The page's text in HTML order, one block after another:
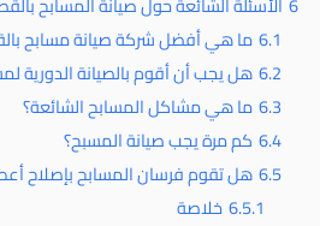
6.1ما هي أفضل شركة صيانة مسابح
6.2هل يجب أن أقوم بالصيانة الدورية
6.3ما هي مشاكل المسابح الشائعة؟
6.4 كم مرة يجب صيانة المسبح؟
6.5هل تقوم فرسان المسابح بإصلاح
6.5.1خلاصة